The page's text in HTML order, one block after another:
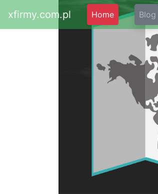
xfirmy.com.pl Home Blog